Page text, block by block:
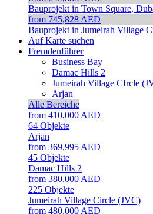
Bauprojekt in Town Square,
from 745,828 AED
Bauprojekt in Jumeirah Village
Auf Karte suchen
Fremdenführer
Business Bay
Damac Hills 2
Jumeirah Village CIrcle
Arjan
Alle Bereiche
from 410,000 AED
64 Objekte
Arjan
from 369,995 AED
45 Objekte
Damac Hills 2
from 380,000 AED
225 Objekte
Jumeirah Village Circle (JVC)
from 480,000 AED